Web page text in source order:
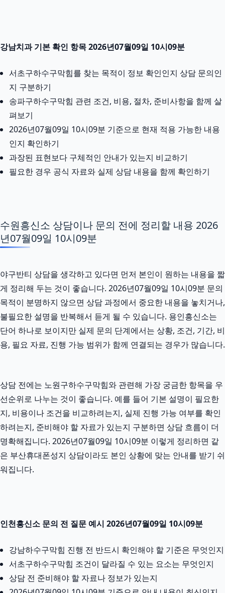
강남치과 기본 확인 항목 2026년07월09일 10시09분
서초구하수구막힘를 찾는 목적이 정보 확인인지 상담 문의인
지 구분하기
송파구하수구막힘 관련 조건, 비용, 절차, 준비사항을 함께 살
펴보기
2026년07월09일 10시09분 기준으로 현재 적용 가능한 내용
인지 확인하기
과장된 표현보다 구체적인 안내가 있는지 비교하기
필요한 경우 공식 자료와 실제 상담 내용을 함께 확인하기
수원흥신소 상담이나 문의 전에 정리할 내용 2026
년07월09일 10시09분
야구반티 상담을 생각하고 있다면 먼저 본인이 원하는 내용을 짧
게 정리해 두는 것이 좋습니다. 2026년07월09일 10시09분 문의
목적이 분명하지 않으면 상담 과정에서 중요한 내용을 놓치거나,
불필요한 설명을 반복해서 듣게 될 수 있습니다. 용인흥신소는
단어 하나로 보이지만 실제 문의 단계에서는 상황, 조건, 기간, 비
용, 필요 자료, 진행 가능 범위가 함께 연결되는 경우가 많습니다.
상담 전에는 노원구하수구막힘와 관련해 가장 궁금한 항목을 우
선순위로 나누는 것이 좋습니다. 예를 들어 기본 설명이 필요한
지, 비용이나 조건을 비교하려는지, 실제 진행 가능 여부를 확인
하려는지, 준비해야 할 자료가 있는지 구분하면 상담 흐름이 더
명확해집니다. 2026년07월09일 10시09분 이렇게 정리하면 같
은 부산휴대폰성지 상담이라도 본인 상황에 맞는 안내를 받기 쉬
워집니다.
인천흥신소 문의 전 질문 예시 2026년07월09일 10시09분
강남하수구막힘 진행 전 반드시 확인해야 할 기준은 무엇인지
서초구하수구막힘 조건이 달라질 수 있는 요소는 무엇인지
상담 전 준비해야 할 자료나 정보가 있는지